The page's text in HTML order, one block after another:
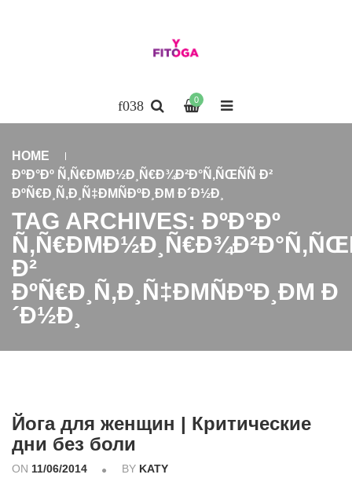
0
HOME
ÐºÐ°Ðº Ñ‚Ñ€ÐΜÐ½Ð¸Ñ€Ð¾Ð²Ð°Ñ‚ÑŒÑÑ Ð²
ÐºÑ€Ð¸Ñ‚Ð¸Ñ‡ÐΜÑÐºÐ¸ÐΜ Ð´Ð½Ð¸
TAG ARCHIVES: ÐºÐ°Ðº
Ð²
ÐºÑ€Ð¸Ñ‚Ð¸Ñ‡ÐΜÑÐºÐ¸ÐΜ Ð
´Ð½Ð¸
Йога для женщин | Критические
дни без боли
ON 11/06/2014 BY KATY